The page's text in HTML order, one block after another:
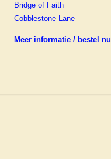
Bridge of Faith
Cobblestone Lane
Meer informatie / bestel nu